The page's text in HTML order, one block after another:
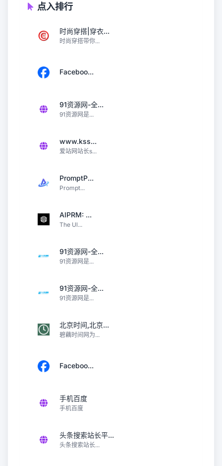
点入排行
时尚穿搭|穿衣...
时尚穿搭带你...
Faceboo...
91资源网-全...
91资源网是...
www.kss...
爱站网站长s...
PromptP...
Prompt...
AIPRM: ...
The Ul...
91资源网-全...
91资源网是...
91资源网-全...
91资源网是...
北京时间,北京...
碧藕时间网为...
Faceboo...
手机百度
手机百度
头条搜索站长平...
头条搜索站长...